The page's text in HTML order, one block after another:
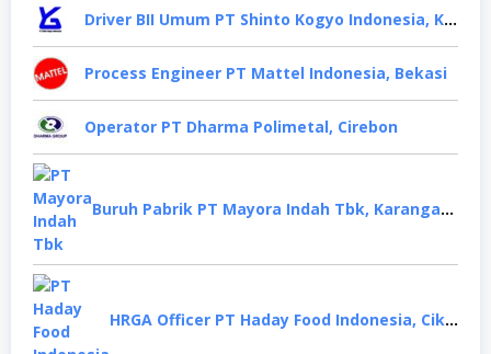
Driver BII Umum PT Shinto Kogyo Indonesia, Karawang
Process Engineer PT Mattel Indonesia, Bekasi
Operator PT Dharma Polimetal, Cirebon
Buruh Pabrik PT Mayora Indah Tbk, Karanganyar
HRGA Officer PT Haday Food Indonesia, Cikarang